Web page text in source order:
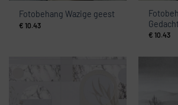
Fotobehang Wazige geest
€ 10.43
€ 10.43